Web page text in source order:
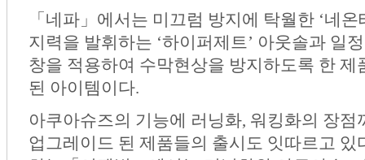
「네파」에서는 미끄럼 방지에 탁월한 ‘네
지력을 발휘하는 ‘하이퍼제트’ 아웃솔과 일
창을 적용하여 수막현상을 방지하도록 한
된 아이템이다.
아쿠아슈즈의 기능에 러닝화, 워킹화의 장
업그레이드 된 제품들의 출시도 잇따르고